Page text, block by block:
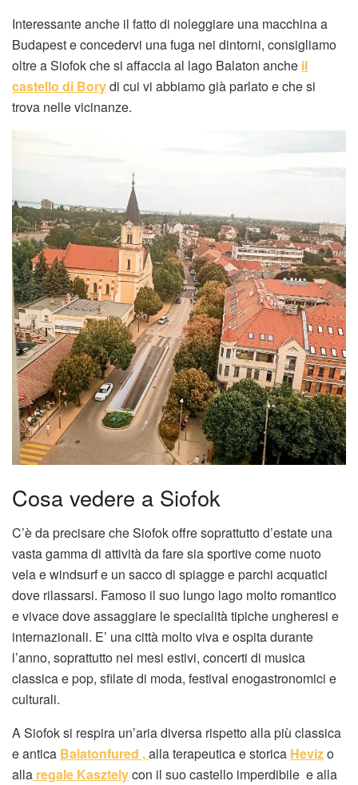
Interessante anche il fatto di noleggiare una macchina a
Budapest e concedervi una fuga nei dintorni, consigliamo
oltre a Siofok che si affaccia al lago Balaton anche il
castello di Borydi cui vi abbiamo già parlato e che si
trova nelle vicinanze.
Cosa vedere a Siofok
C’è da precisare che Siofok offre soprattutto d’estate una
vasta gamma di attività da fare sia sportive come nuoto
vela e windsurf e un sacco di spiagge e parchi acquatici
dove rilassarsi. Famoso il suo lungo lago molto romantico
e vivace dove assaggiare le specialità tipiche ungheresi e
internazionali. E’ una città molto viva e ospita durante
l’anno, soprattutto nei mesi estivi, concerti di musica
classica e pop, sfilate di moda, festival enogastronomici e
culturali.
A Siofok si respira un’aria diversa rispetto alla più classica
e antica Balatonfured ,alla terapeutica e storica Hevizo
alla regale Kasztelycon il suo castello imperdibile e alla